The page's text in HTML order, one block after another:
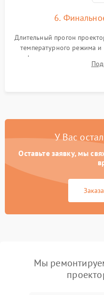
6.
Длительный прогон
температурного режима и
фокуса, контрастности
таблицах. Проверка
У Вас
Оставьте заявку, мы
Мы